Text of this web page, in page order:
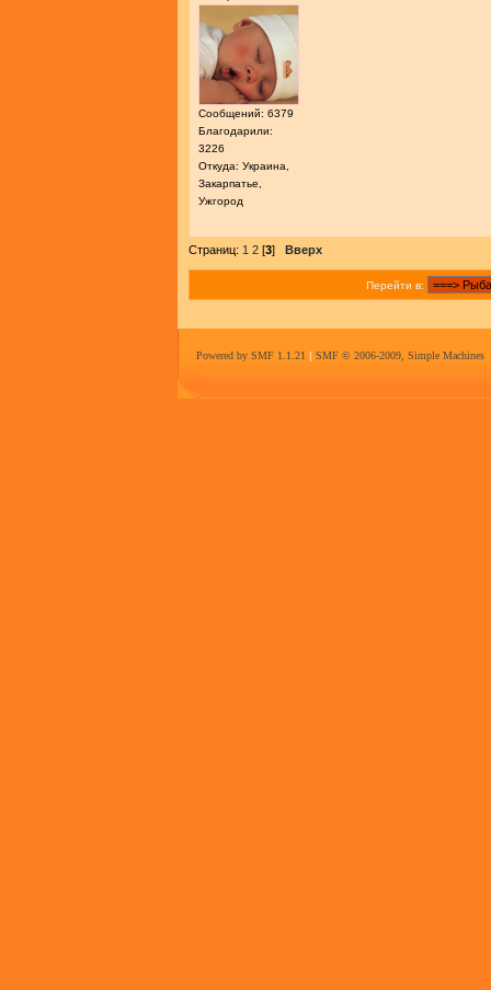
Сообщений: 6379
Благодарили:
3226
Откуда: Украина,
Закарпатье,
Ужгород
Страниц: 1 2 [3] Вверх
Перейти в:
Powered by SMF 1.1.21 | SMF © 2006-2009, Simple Machines